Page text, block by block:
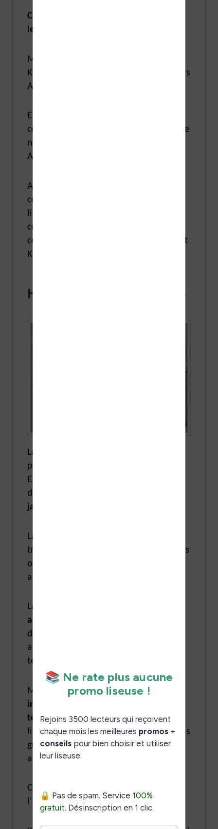
Ces liseuses conviennent donc à tous
les budgets
Mais, un aspect important des liseuses
Kindle est leur intégration avec l’univers
Amazon.
En effet, la Kindle a été créée pour
construire une nouvelle offre de lecture
numérique à la librairie « papier »
Amazon.
Ainsi, les liseuses Kindle sont
compatibles uniquement avec la
librairie Amazon. Mais des services
complémentaires sont disponibles
comme Prime Reading et l’abonnement
Kindle.
Histoire des liseuses Kobo
La marque Kobo est plus récente
puisqu’elle est en activité depuis 2009.
Elle a été créée au
depuis été rachetée par le groupe
japonais Rakuten
Là aussi, c’est une marque de liseuses
très populaire et de nombreux modèles
ont été mis sur le marché avec des
améliorations chaque année.
La marque a été créée comme
alternative à Kindle
de créer une concurrence centrée
autour de modèles comparables en
terme de caractéristiques.
Mais, depuis quelques années;
innove en proposant des particularités
techniques différentesdes Kindles :
liseuse étanches, diagonale d’écran plus
grande, compatibilité avec les livres
audios, etc.
Comme nous venons de le voir,
l’histoire des deux marques est liée.